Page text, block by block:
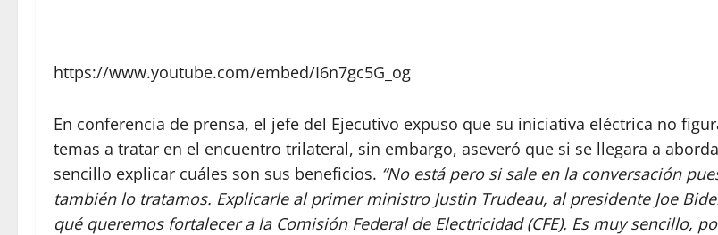
https://www.youtube.com/embed/I6n7gc5G_og
En conferencia de prensa, el jefe del Ejecutivo expuso que su iniciativa eléctrica no
temas a tratar en el encuentro trilateral, sin embargo, aseveró que si se llegara a
sencillo explicar cuáles son sus beneficios. “No está pero si sale en la conversación
también lo tratamos. Explicarle al primer ministro Justin Trudeau, al presidente Joe
qué queremos fortalecer a la Comisión Federal de Electricidad (CFE). Es muy sencillo,